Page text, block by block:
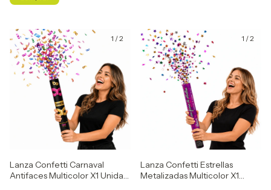
1 /2
Lanza Confetti Carnaval
Antifaces Multicolor X1 Unidad
1 /2
Lanza Confetti Estrellas
Metalizadas Multicolor X1